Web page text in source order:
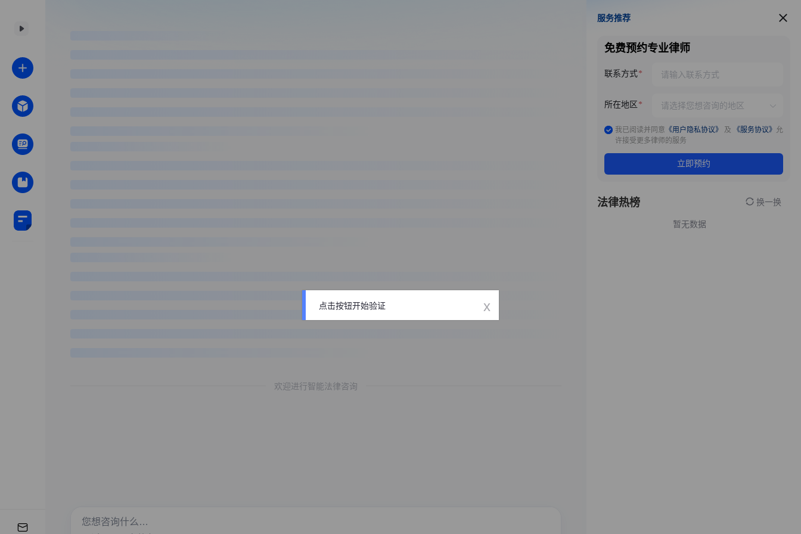
欢迎进行智能法律咨询
服务推荐
服务推荐
免费预约专业律师
联系方式
所在地区
我已阅读并同意 《用户隐私协议》 及 《服务协议》 允
许接受更多律师的服务
立即预约
法律热榜 换一换
暂无数据
点击按钮开始验证 x